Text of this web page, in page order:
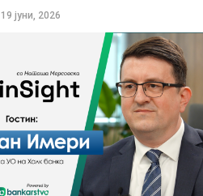
19 јуни, 2026